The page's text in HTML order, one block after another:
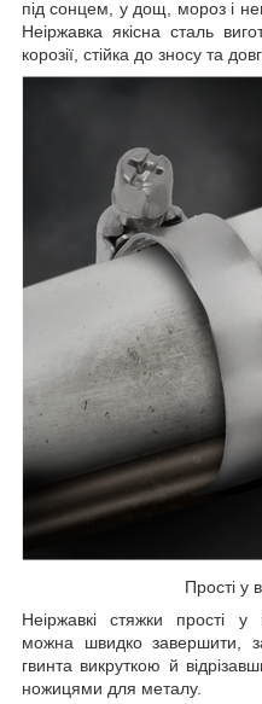
під сонцем, у дощ, мороз і
Неіржавка якісна сталь
корозії, стійка до зносу та
Прості у
Неіржавкі стяжки прості у
можна швидко завершити,
гвинта викруткою й
ножицями для металу.